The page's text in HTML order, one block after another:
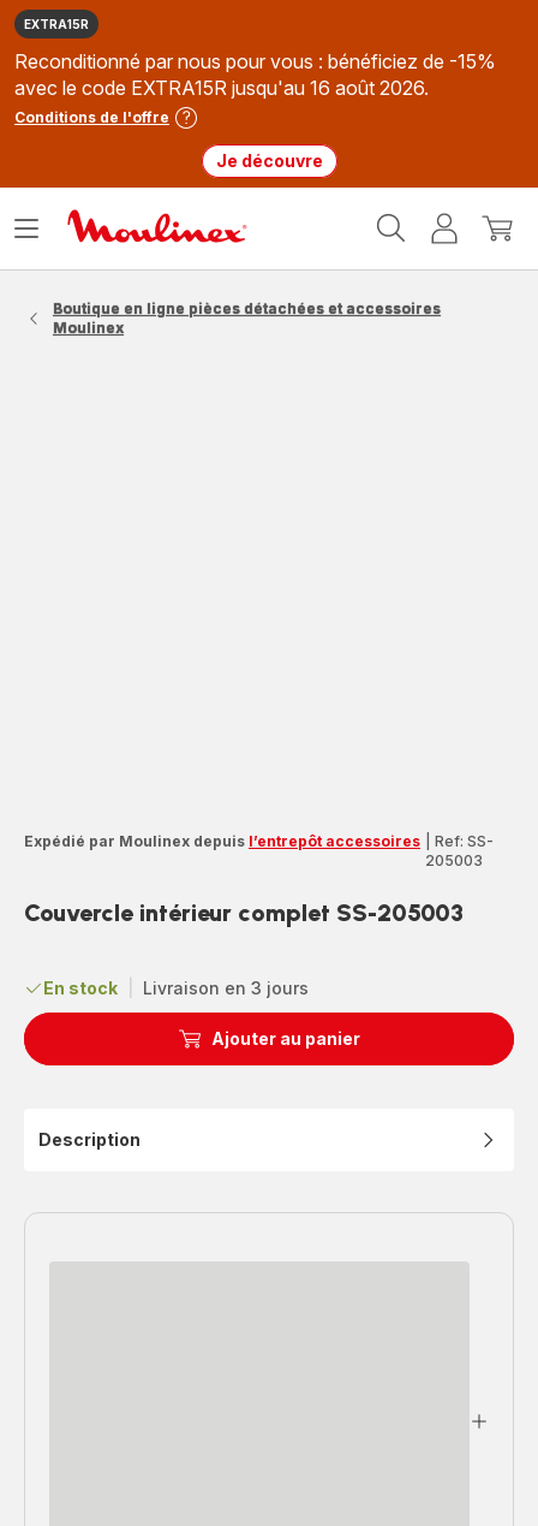
EXTRA15R
Reconditionné par nous pour vous : bénéficiez de -15%
avec le code EXTRA15R jusqu'au 16 août 2026.
Conditions de l'offre
Je découvre
MonMon
Ouvrir
Boutique en ligne pièces détachées et accessoires
Moulinex
Expédié par Moulinex depuis l’entrepôt accessoires
Ref: SS-
205003
Couvercle intérieur complet SS-205003
En stock Livraison en 3 jours
Ajouter au panier
Description